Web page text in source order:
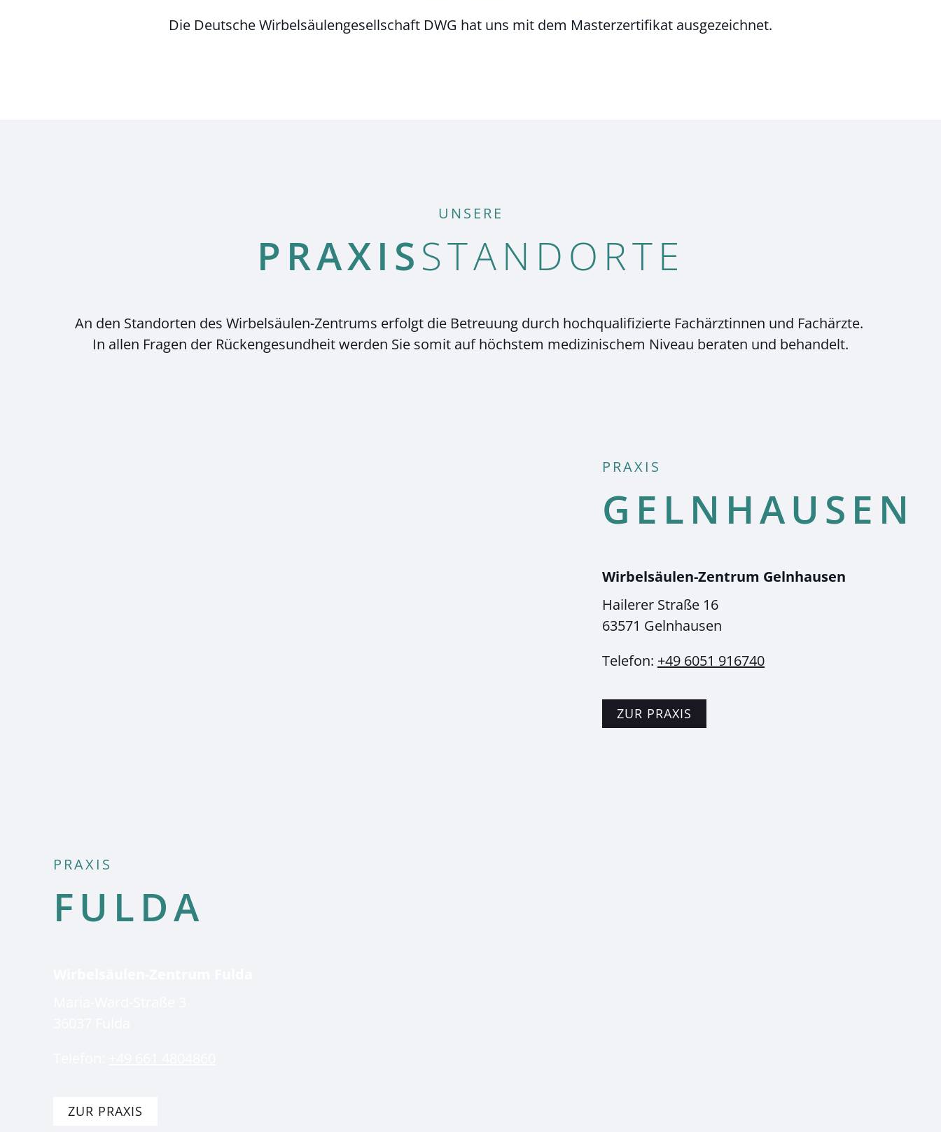
Die Deutsche Wirbelsäulengesellschaft DWG hat uns mit dem Masterzertifikat ausgezeichnet.
UNSERE
PRAXIS­STANDORTE
An den Standorten des Wirbelsäulen-Zentrums erfolgt die Betreuung durch hochqualifizierte Fachärztinnen und Fachärzte.
In allen Fragen der Rückengesundheit werden Sie somit auf höchstem medizinischem Niveau beraten und behandelt.
PRAXIS
GELN­HAUSEN
Wirbelsäulen-Zentrum Gelnhausen
Hailerer Straße 16
63571 Gelnhausen
Telefon: +49 6051 916740
ZUR PRAXIS
PRAXIS
FULDA
ZUR PRAXIS